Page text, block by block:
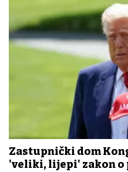
Zastupnički dom
'veliki, lijepi' zakon o